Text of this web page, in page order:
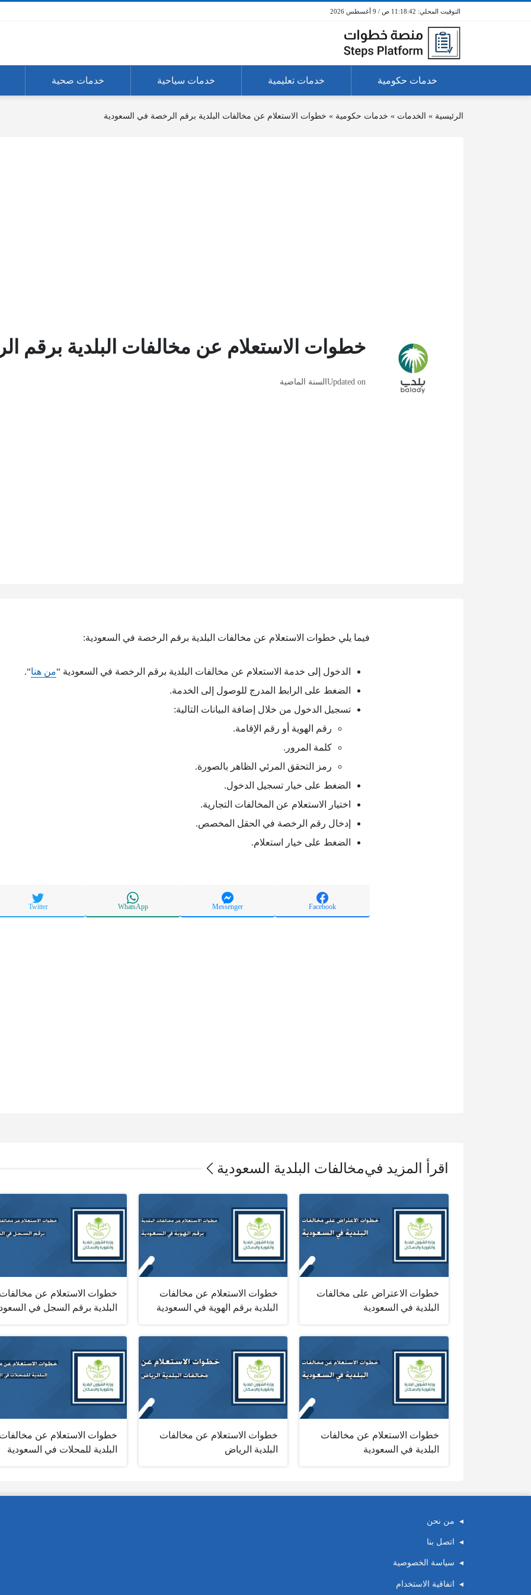
11:18:42 ص / 9 أغسطس 2026
خدمات حكومية خدمات تعليمية خدمات سياحية خدمات صحية
الرئيسية » الخدمات » خدمات حكومية » خطوات الاستعلام عن مخالفات البلدية برقم الرخصة في السعودية
خطوات الاستعلام عن مخالفات البلدية برقم
Updated onالسنة الماضية
فيما يلي خطوات الاستعلام عن مخالفات البلدية برقم الرخصة في السعودية:
الدخول إلى خدمة الاستعلام عن مخالفات البلدية برقم الرخصة في السعودية “من هنا“.
الضغط على الرابط المدرج للوصول إلى الخدمة.
تسجيل الدخول من خلال إضافة البيانات التالية:
رقم الهوية أو رقم الإقامة.
كلمة المرور.
رمز التحقق المرئي الظاهر بالصورة.
الضغط على خيار تسجيل الدخول.
اختيار الاستعلام عن المخالفات التجارية.
إدخال رقم الرخصة في الحقل المخصص.
الضغط على خيار استعلام.
Facebook
Messenger
WhatsApp
Twitter
اقرأ المزيد فيمخالفات البلدية السعودية
خطوات الاعتراض على مخالفات
البلدية في السعودية
خطوات الاستعلام عن مخالفات
البلدية برقم الهوية في السعودية
خطوات الاستعلام عن
البلدية برقم السجل في
خطوات الاستعلام عن مخالفات
البلدية في السعودية
خطوات الاستعلام عن مخالفات
البلدية الرياض
خطوات الاستعلام عن
البلدية للمحلات في السعودية
من نحن
اتصل بنا
سياسة الخصوصية
اتفاقية الاستخدام